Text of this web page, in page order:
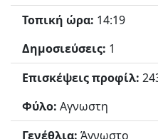
Τοπική ώρα: 14:19
Δημοσιεύσεις: 1
Επισκέψεις προφίλ:
Φύλο: Αγνωστη
Γενέθλια: Άγνωστο